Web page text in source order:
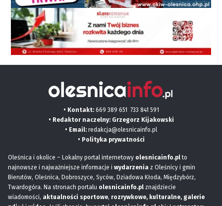
• Kontakt: 669 389 651 733 841 591
• Redaktor naczelny: Grzegorz Kijakowski
• Email: redakcja@olesnicainfo.pl
• Polityka prywatności
Oleśnica i okolice – Lokalny portal internetowy olesnicainfo.plto
najnowsze i najważniejsze informacje i wydarzenia z Oleśnicy i gmin
Bierutów, Oleśnica, Dobroszyce, Syców, Dziadowa Kłoda, Międzybórz,
Twardogóra. Na stronach portalu olesnicainfo.pl znajdziecie
wiadomości, aktualności sportowe, rozrywkowe, kulturalne, galerie